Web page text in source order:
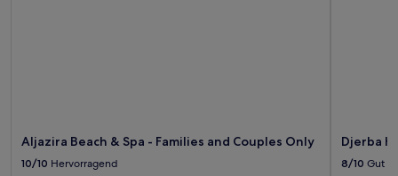
Aljazira Beach & Spa - Families and Couples Only
10/10 Hervorragend
Djerba
8/10 Gut